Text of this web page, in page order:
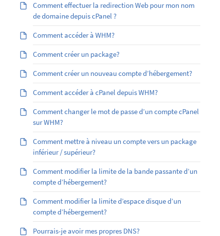
Comment effectuer la redirection Web pour mon nom
de domaine depuis cPanel ?
Comment accéder à WHM?
Comment créer un package?
Comment créer un nouveau compte d’hébergement?
Comment accéder à cPanel depuis WHM?
Comment changer le mot de passe d’un compte cPanel
sur WHM?
Comment mettre à niveau un compte vers un package
inférieur / supérieur?
Comment modifier la limite de la bande passante d’un
compte d’hébergement?
Comment modifier la limite d’espace disque d’un
compte d’hébergement?
Pourrais-je avoir mes propres DNS?